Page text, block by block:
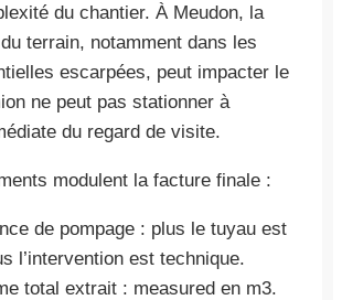
du chantier. À Meudon, la
terrain, notamment dans les
escarpées, peut impacter le
ne peut pas stationner à
du regard de visite.
modulent la facture finale :
de pompage : plus le tuyau est
l’intervention est technique.
total extrait : measured en m3.